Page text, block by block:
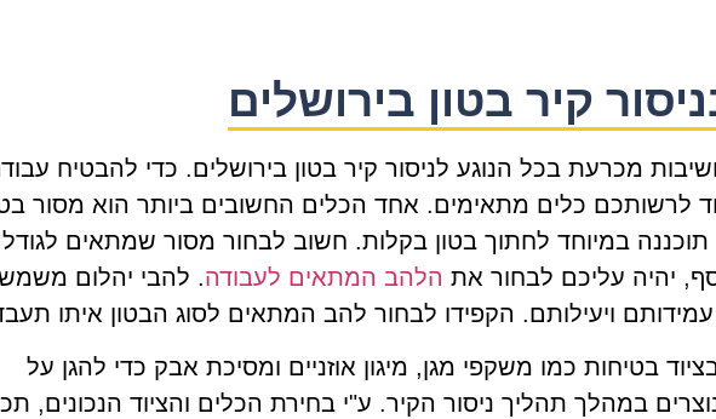
קיר בטון בירושלים
מכרעת בכל הנוגע לניסור קיר בטון בירושלים. כדי להבטיח
לרשותכם כלים מתאימים. אחד הכלים החשובים ביותר הוא מסור
תוכננה במיוחד לחתוך בטון בקלות. חשוב לבחור מסור שמתאים לגודל
יהיה עליכם לבחור את הלהב המתאים לעבודה. להבי יהלום
ויעילותם. הקפידו לבחור להב המתאים לסוג הבטון איתו
בטיחות כמו משקפי מגן, מיגון אוזניים ומסיכת אבק כדי להגן על
במהלך תהליך ניסור הקיר. ע"י בחירת הכלים והציוד הנכונים,